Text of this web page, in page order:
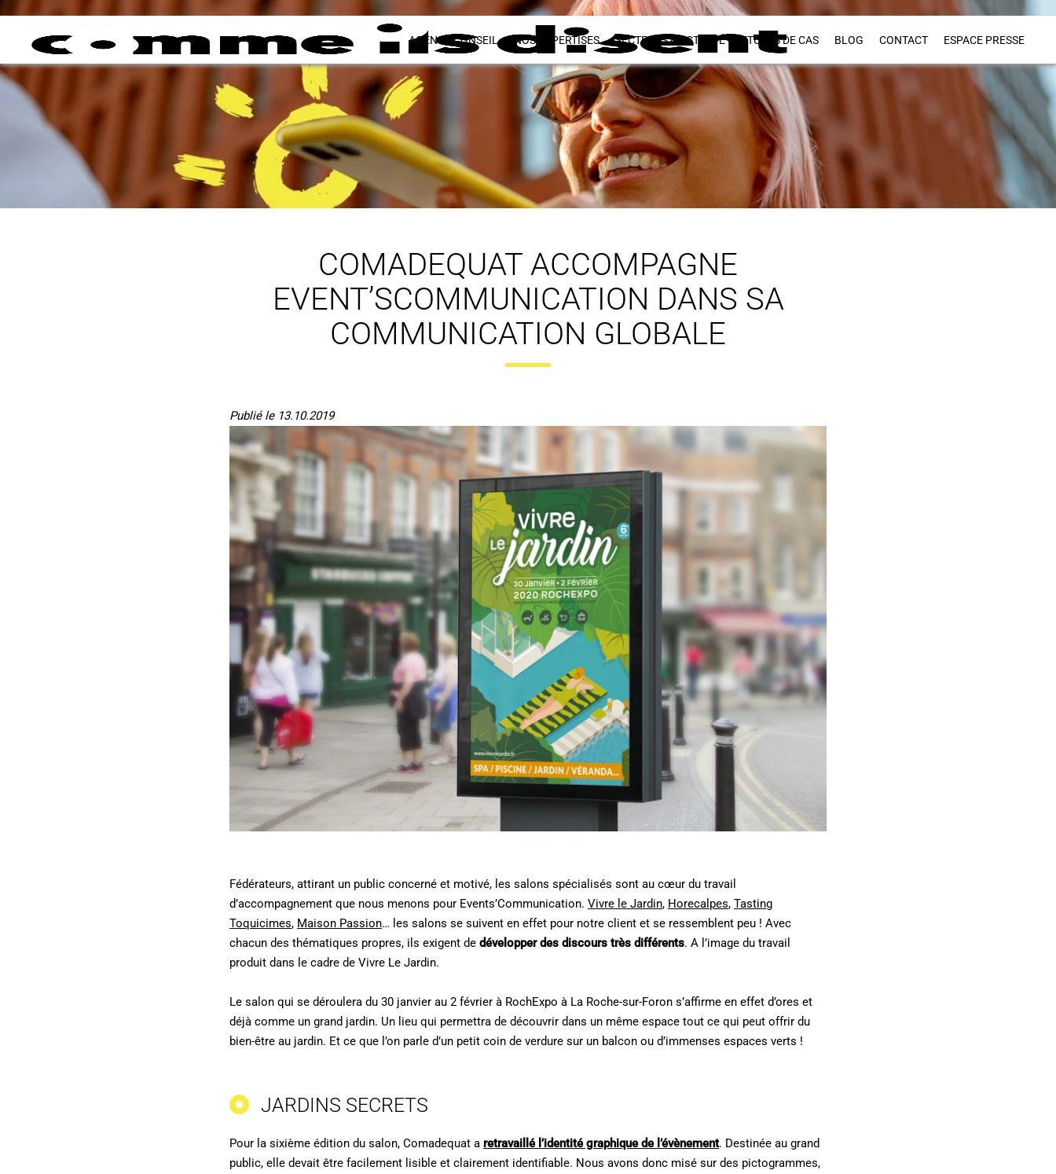
AGENCE CONSEIL NOS EXPERTISES SECTEURS D’ACTIVITÉ ETUDES DE CAS BLOG CONTACT ESPACE PRESSE
COMADEQUAT ACCOMPAGNE
EVENT’SCOMMUNICATION DANS SA
COMMUNICATION GLOBALE
Publié le 13.10.2019
Fédérateurs, attirant un public concerné et motivé, les salons spécialisés sont au cœur du travail
d’accompagnement que nous menons pour Events’Communication. Vivre le Jardin, Horecalpes, Tasting
Toquicimes, Maison Passion… les salons se suivent en effet pour notre client et se ressemblent peu ! Avec
chacun des thématiques propres, ils exigent de développer des discours très différents. A l’image du travail
produit dans le cadre de Vivre Le Jardin.
Le salon qui se déroulera du 30 janvier au 2 février à RochExpo à La Roche-sur-Foron s’affirme en effet d’ores et
déjà comme un grand jardin. Un lieu qui permettra de découvrir dans un même espace tout ce qui peut offrir du
bien-être au jardin. Et ce que l’on parle d’un petit coin de verdure sur un balcon ou d’immenses espaces verts !
JARDINS SECRETS
Pour la sixième édition du salon, Comadequat a retravaillé l’identité graphique de l’évènement. Destinée au grand
public, elle devait être facilement lisible et clairement identifiable. Nous avons donc misé sur des pictogrammes,